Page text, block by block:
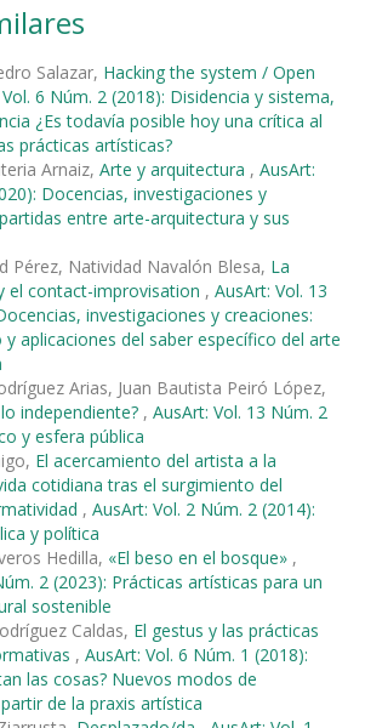
Salazar, Hacking the system / Open
6 Núm. 2 (2018): Disidencia y sistema,
¿Es todavía posible hoy una crítica al
prácticas artísticas?
Arnaiz, Arte y arquitectura , AusArt:
Docencias, investigaciones y
entre arte-arquitectura y sus
Pérez, Natividad Navalón Blesa, La
el contact-improvisation , AusArt: Vol. 13
investigaciones y creaciones:
aplicaciones del saber específico del arte
Arias, Juan Bautista Peiró López,
independiente? , AusArt: Vol. 13 Núm. 2
y esfera pública
El acercamiento del artista a la
cotidiana tras el surgimiento del
, AusArt: Vol. 2 Núm. 2 (2014):
y política
Hedilla, «El beso en el bosque» ,
2 (2023): Prácticas artísticas para un
sostenible
Caldas, El gestus y las prácticas
, AusArt: Vol. 6 Núm. 1 (2018):
las cosas? Nuevos modos de
de la praxis artística